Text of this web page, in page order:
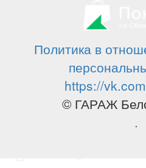
Политика в
https://
© ГАРАЖ
.